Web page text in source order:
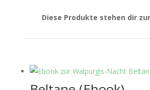
Diese Produkte stehen dir